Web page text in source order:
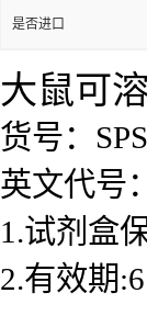
是否进口
大鼠可
货号：
英文代号
1.试剂盒
2.有效期